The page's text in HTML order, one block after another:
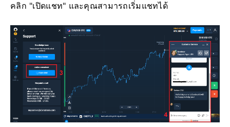
คลิก "เปิดแชท" และคุณสามารถเริ่มแชทได้